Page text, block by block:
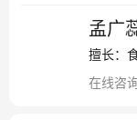
医患沟通技巧等
的抢救配合，加
训。急诊科全体
孟广
擅长：
在线咨询